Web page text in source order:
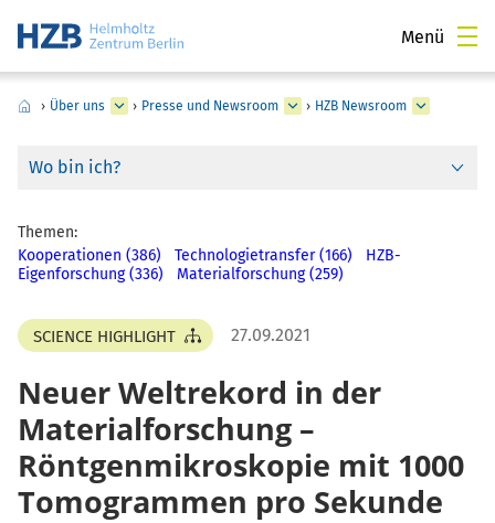
Menü
› Über uns › Presse und Newsroom › HZB Newsroom
Wo bin ich?
Themen:
Kooperationen (386)
Technologietransfer (166)
HZB-
Eigenforschung (336)
Materialforschung (259)
SCIENCE HIGHLIGHT 27.09.2021
Neuer Weltrekord in der
Materialforschung –
Röntgenmikroskopie mit 1000
Tomogrammen pro Sekunde